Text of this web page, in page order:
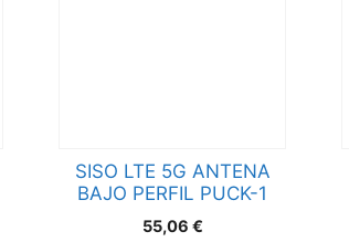
SISO LTE 5G ANTENA
BAJO PERFIL PUCK-1
55,06 €